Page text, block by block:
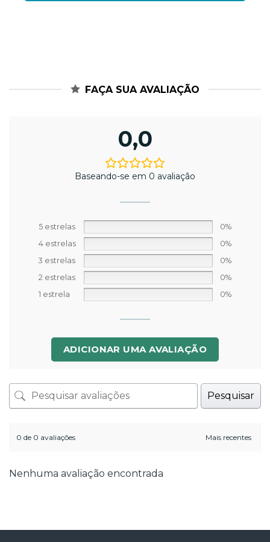
FAÇA SUA AVALIAÇÃO
0,0
Baseando-se em 0 avaliação
5 estrelas
0%
4 estrelas
0%
3 estrelas
0%
2 estrelas
0%
1 estrela
0%
ADICIONAR UMA AVALIAÇÃO
Pesquisar
0 de 0 avaliações
Nenhuma avaliação encontrada